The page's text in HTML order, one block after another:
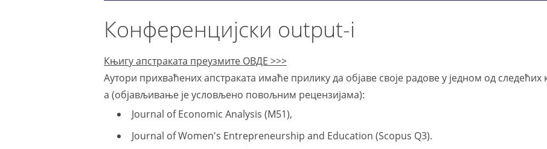
Конференцијски output-i
Књигу апстраката преузмите ОВДЕ >>>
Аутори прихваћених апстраката имаће прилику да објаве своје радове у једном од
а (објављивање је условљено повољним рецензијама):
Journal of Economic Analysis (M51),
Journal of Women's Entrepreneurship and Education (Scopus Q3).